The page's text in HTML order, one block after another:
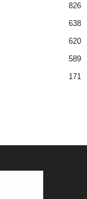
826
638
620
589
171